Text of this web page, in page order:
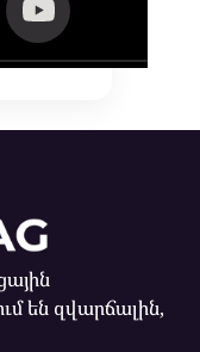
են զվարճալին,